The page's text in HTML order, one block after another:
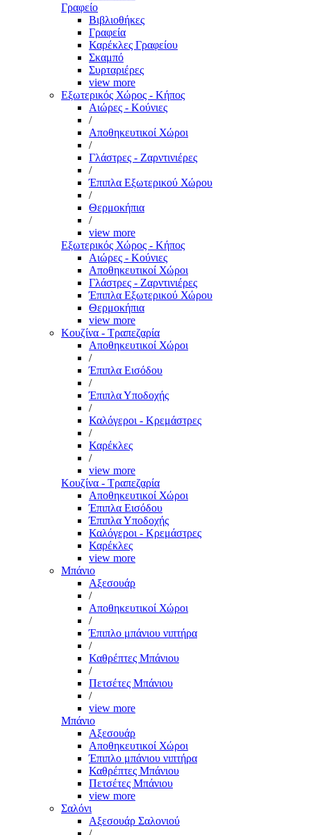
Γραφείο
Βιβλιοθήκες
Γραφεία
Καρέκλες Γραφείου
Σκαμπό
Συρταριέρες
view more
Εξωτερικός Χώρος - Κήπος
Αιώρες - Κούνιες
/
Αποθηκευτικοί Χώροι
/
Γλάστρες - Ζαρντινιέρες
/
Έπιπλα Εξωτερικού Χώρου
/
Θερμοκήπια
/
view more
Εξωτερικός Χώρος - Κήπος
Αιώρες - Κούνιες
Αποθηκευτικοί Χώροι
Γλάστρες - Ζαρντινιέρες
Έπιπλα Εξωτερικού Χώρου
Θερμοκήπια
view more
Κουζίνα - Τραπεζαρία
Αποθηκευτικοί Χώροι
/
Έπιπλα Εισόδου
/
Έπιπλα Υποδοχής
/
Καλόγεροι - Κρεμάστρες
/
Καρέκλες
/
view more
Κουζίνα - Τραπεζαρία
Αποθηκευτικοί Χώροι
Έπιπλα Εισόδου
Έπιπλα Υποδοχής
Καλόγεροι - Κρεμάστρες
Καρέκλες
view more
Μπάνιο
Αξεσουάρ
/
Αποθηκευτικοί Χώροι
/
Έπιπλο μπάνιου νιπτήρα
/
Καθρέπτες Μπάνιου
/
Πετσέτες Μπάνιου
/
view more
Μπάνιο
Αξεσουάρ
Αποθηκευτικοί Χώροι
Έπιπλο μπάνιου νιπτήρα
Καθρέπτες Μπάνιου
Πετσέτες Μπάνιου
view more
Σαλόνι
Αξεσουάρ Σαλονιού